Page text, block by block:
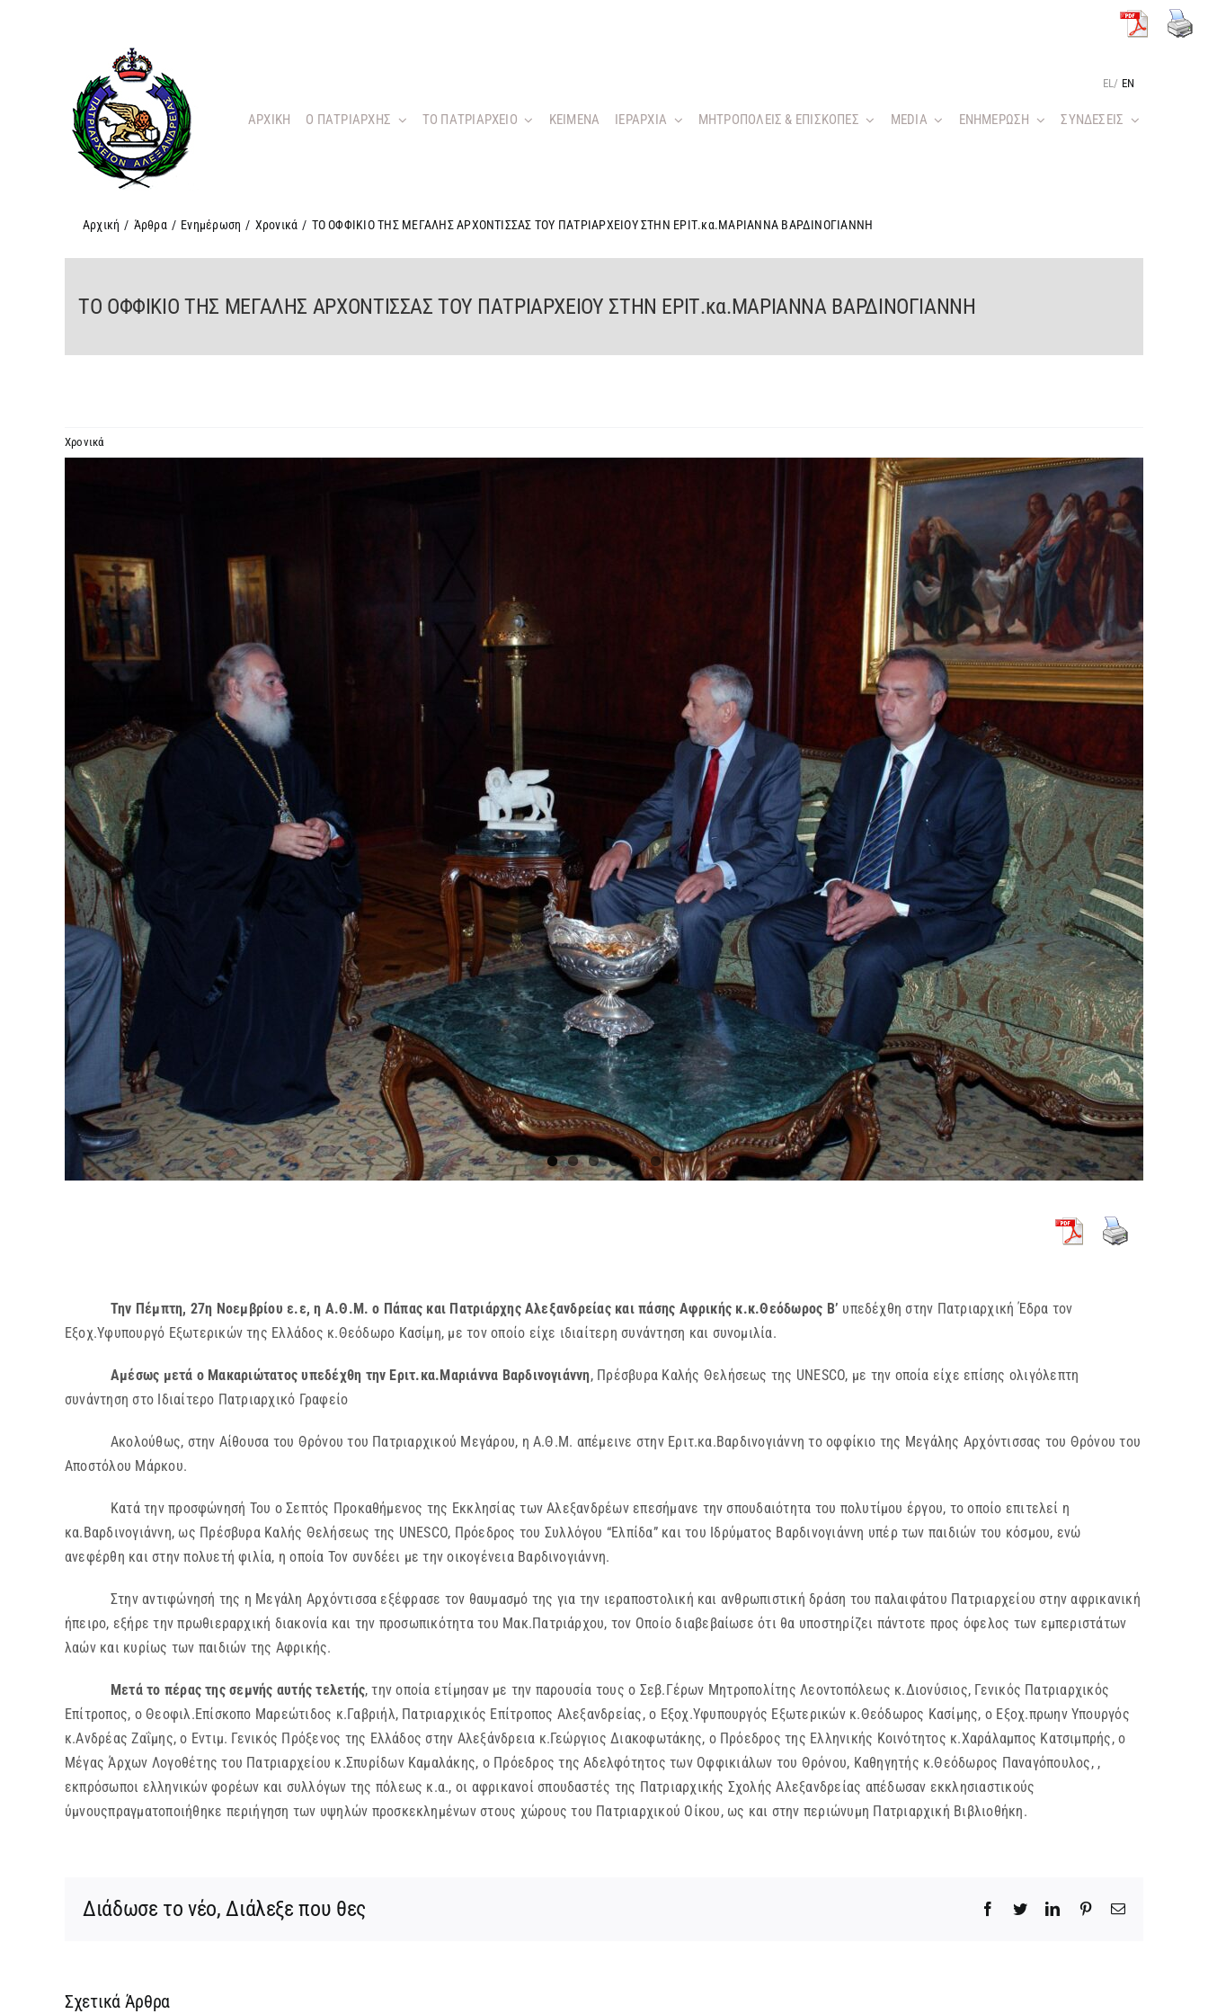
EL / EN
ΑΡΧΙΚΗ O ΠΑΤΡΙΑΡΧΗΣ ΤΟ ΠΑΤΡΙΑΡΧΕΙΟ KEIMENA ΙΕΡΑΡΧΙΑ ΜΗΤΡΟΠΟΛΕΙΣ & ΕΠΙΣΚΟΠΕΣ MEDIA ΕΝΗΜΕΡΩΣΗ ΣΥΝΔΕΣΕΙΣ
Αρχική / Άρθρα / Ενημέρωση / Χρονικά / ΤΟ ΟΦΦΙΚΙΟ ΤΗΣ ΜΕΓΑΛΗΣ ΑΡΧΟΝΤΙΣΣΑΣ ΤΟΥ ΠΑΤΡΙΑΡΧΕΙΟΥ ΣΤΗΝ ΕΡΙΤ.κα.ΜΑΡΙΑΝΝΑ ΒΑΡΔΙΝΟΓΙΑΝΝΗ
ΤΟ ΟΦΦΙΚΙΟ ΤΗΣ ΜΕΓΑΛΗΣ ΑΡΧΟΝΤΙΣΣΑΣ ΤΟΥ ΠΑΤΡΙΑΡΧΕΙΟΥ ΣΤΗΝ ΕΡΙΤ.κα.ΜΑΡΙΑΝΝΑ ΒΑΡΔΙΝΟΓΙΑΝΝΗ
Χρονικά
Την Πέμπτη, 27η Νοεμβρίου ε.ε, η Α.Θ.Μ. ο Πάπας και Πατριάρχης Αλεξανδρείας και πάσης Αφρικής κ.κ.Θεόδωρος Β’ υπεδέχθη στην Πατριαρχική Έδρα τον
Εξοχ.Υφυπουργό Εξωτερικών της Ελλάδος κ.Θεόδωρο Κασίμη, με τον οποίο είχε ιδιαίτερη συνάντηση και συνομιλία.
Αμέσως μετά ο Μακαριώτατος υπεδέχθη την Εριτ.κα.Μαριάννα Βαρδινογιάννη, Πρέσβυρα Καλής Θελήσεως της UNESCO, με την οποία είχε επίσης ολιγόλεπτη
συνάντηση στο Ιδιαίτερο Πατριαρχικό Γραφείο
Ακολούθως, στην Αίθουσα του Θρόνου του Πατριαρχικού Μεγάρου, η Α.Θ.Μ. απέμεινε στην Εριτ.κα.Βαρδινογιάννη το οφφίκιο της Μεγάλης Αρχόντισσας του Θρόνου του
Αποστόλου Μάρκου.
Κατά την προσφώνησή Του ο Σεπτός Προκαθήμενος της Εκκλησίας των Αλεξανδρέων επεσήμανε την σπουδαιότητα του πολυτίμου έργου, το οποίο επιτελεί η
κα.Βαρδινογιάννη, ως Πρέσβυρα Καλής Θελήσεως της UNESCO, Πρόεδρος του Συλλόγου “Ελπίδα” και του Ιδρύματος Βαρδινογιάννη υπέρ των παιδιών του κόσμου, ενώ
ανεφέρθη και στην πολυετή φιλία, η οποία Τον συνδέει με την οικογένεια Βαρδινογιάννη.
Στην αντιφώνησή της η Μεγάλη Αρχόντισσα εξέφρασε τον θαυμασμό της για την ιεραποστολική και ανθρωπιστική δράση του παλαιφάτου Πατριαρχείου στην αφρικανική
ήπειρο, εξήρε την πρωθιεραρχική διακονία και την προσωπικότητα του Μακ.Πατριάρχου, τον Οποίο διαβεβαίωσε ότι θα υποστηρίζει πάντοτε προς όφελος των εμπεριστάτων
λαών και κυρίως των παιδιών της Αφρικής.
Μετά το πέρας της σεμνής αυτής τελετής, την οποία ετίμησαν με την παρουσία τους ο Σεβ.Γέρων Μητροπολίτης Λεοντοπόλεως κ.Διονύσιος, Γενικός Πατριαρχικός
Επίτροπος, ο Θεοφιλ.Επίσκοπο Μαρεώτιδος κ.Γαβριήλ, Πατριαρχικός Επίτροπος Αλεξανδρείας, ο Εξοχ.Υφυπουργός Εξωτερικών κ.Θεόδωρος Κασίμης, ο Εξοχ.πρωην Υπουργός
κ.Ανδρέας Ζαΐμης, ο Εντιμ. Γενικός Πρόξενος της Ελλάδος στην Αλεξάνδρεια κ.Γεώργιος Διακοφωτάκης, ο Πρόεδρος της Ελληνικής Κοινότητος κ.Χαράλαμπος Κατσιμπρής, ο
Μέγας Άρχων Λογοθέτης του Πατριαρχείου κ.Σπυρίδων Καμαλάκης, ο Πρόεδρος της Αδελφότητος των Οφφικιάλων του Θρόνου, Καθηγητής κ.Θεόδωρος Παναγόπουλος, ,
εκπρόσωποι ελληνικών φορέων και συλλόγων της πόλεως κ.α., οι αφρικανοί σπουδαστές της Πατριαρχικής Σχολής Αλεξανδρείας απέδωσαν εκκλησιαστικούς
ύμνουςπραγματοποιήθηκε περιήγηση των υψηλών προσκεκλημένων στους χώρους του Πατριαρχικού Οίκου, ως και στην περιώνυμη Πατριαρχική Βιβλιοθήκη.
Διάδωσε το νέο, Διάλεξε που θες Facebook
TwitterLinkedInPinterestEmail
Σχετικά Άρθρα